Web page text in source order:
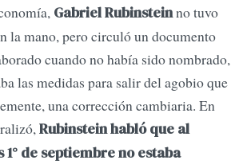
Gabriel Rubinsteinno tuvo
la mano, pero circuló un documento
cuando no había sido nombrado,
las medidas para salir del agobio que
una corrección cambiaria. En
Rubinstein habló que al
1° de septiembre no estaba